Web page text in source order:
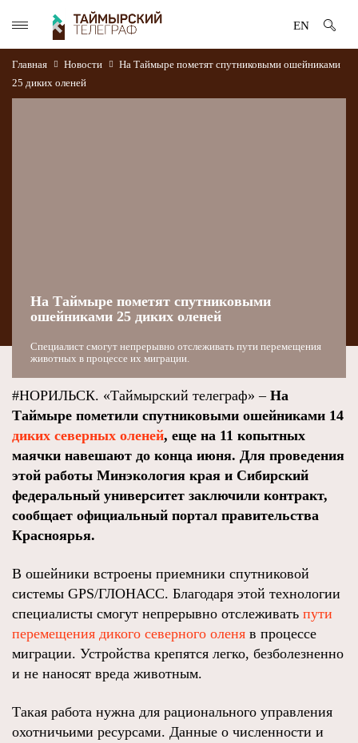
EN
Главная Новости
На Таймыре пометят спутниковыми ошейниками
25 диких оленей
На Таймыре пометят спутниковыми
ошейниками 25 диких оленей
Специалист смогут непрерывно отслеживать пути перемещения
животных в процессе их миграции.
#НОРИЛЬСК. «Таймырский телеграф» – На
Таймыре пометили спутниковыми ошейниками 14
диких северных оленей, еще на 11 копытных
маячки навешают до конца июня. Для проведения
этой работы Минэкология края и Сибирский
федеральный университет заключили контракт,
сообщает официальный портал правительства
Красноярья.
В ошейники встроены приемники спутниковой
системы GPS/ГЛОНАСС. Благодаря этой технологии
специалисты смогут непрерывно отслеживать пути
перемещения дикого северного оленя в процессе
миграции. Устройства крепятся легко, безболезненно
и не наносят вреда животным.
Такая работа нужна для рационального управления
охотничьими ресурсами. Данные о численности и